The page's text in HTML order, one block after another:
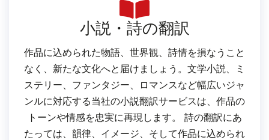
小説・詩の翻訳
作品に込められた物語、世界観、詩情を損なうこと
なく、新たな文化へと届けましょう。文学小説、ミ
ステリー、ファンタジー、ロマンスなど幅広いジャ
ンルに対応する当社の小説翻訳サービスは、作品の
トーンや情感を忠実に再現します。 詩の翻訳にあ
たっては、韻律、イメージ、そして作品に込められ